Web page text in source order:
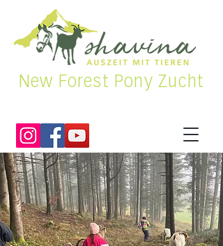
New Forest Pony Zucht